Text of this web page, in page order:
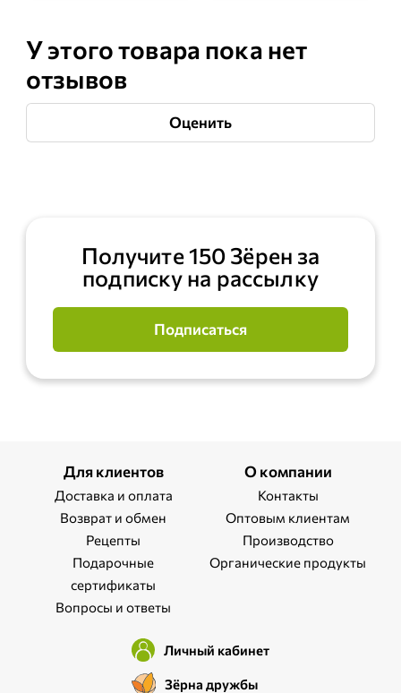
У этого товара пока нет
отзывов
Оценить
Получите 150 Зёрен за
подписку на рассылку
Подписаться
Для клиентов
Доставка и оплата
Возврат и обмен
Рецепты
Подарочные
сертификаты
Вопросы и ответы
О компании
Контакты
Оптовым клиентам
Производство
Органические продукты
Личный кабинет
Зёрна дружбы